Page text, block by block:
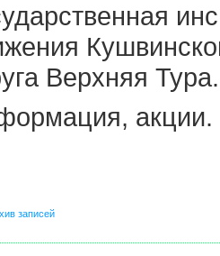
Верхняя Тура.
акции.
записей